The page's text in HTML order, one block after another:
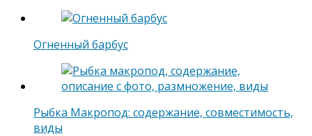
Огненный барбус
Рыбка Макропод: содержание, совместимость,
виды